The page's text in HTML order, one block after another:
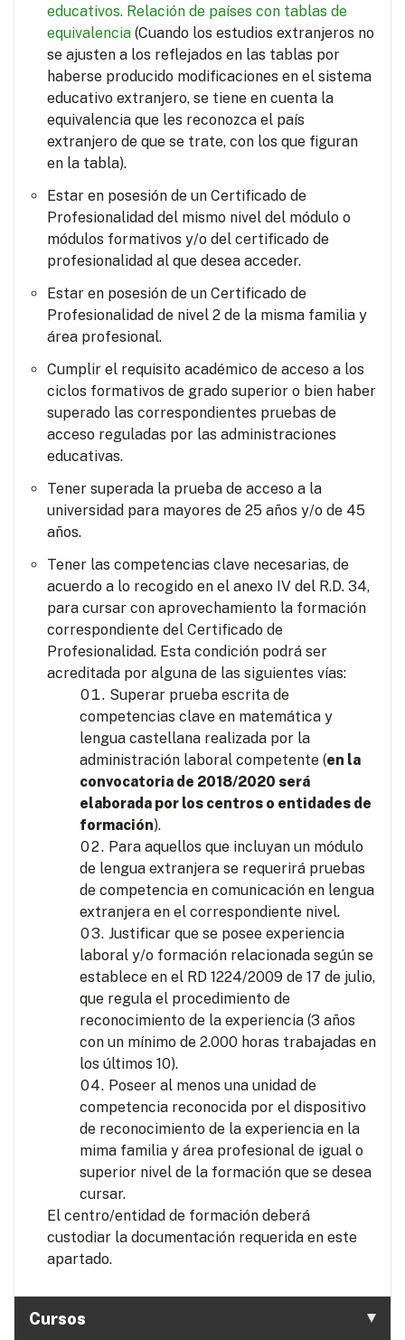
educativos. Relación de países con tablas de
equivalencia (Cuando los estudios extranjeros no
se ajusten a los reflejados en las tablas por
haberse producido modificaciones en el sistema
educativo extranjero, se tiene en cuenta la
equivalencia que les reconozca el país
extranjero de que se trate, con los que figuran
en la tabla).
Estar en posesión de un Certificado de
Profesionalidad del mismo nivel del módulo o
módulos formativos y/o del certificado de
profesionalidad al que desea acceder.
Estar en posesión de un Certificado de
Profesionalidad de nivel 2 de la misma familia y
área profesional.
Cumplir el requisito académico de acceso a los
ciclos formativos de grado superior o bien haber
superado las correspondientes pruebas de
acceso reguladas por las administraciones
educativas.
Tener superada la prueba de acceso a la
universidad para mayores de 25 años y/o de 45
años.
Tener las competencias clave necesarias, de
acuerdo a lo recogido en el anexo IV del R.D. 34,
para cursar con aprovechamiento la formación
correspondiente del Certificado de
Profesionalidad. Esta condición podrá ser
acreditada por alguna de las siguientes vías:
Superar prueba escrita de
competencias clave en matemática y
lengua castellana realizada por la
administración laboral competente (en la
convocatoria de 2018/2020 será
elaborada por los centros o entidades de
formación).
Para aquellos que incluyan un módulo
de lengua extranjera se requerirá pruebas
de competencia en comunicación en lengua
extranjera en el correspondiente nivel.
Justificar que se posee experiencia
laboral y/o formación relacionada según se
establece en el RD 1224/2009 de 17 de julio,
que regula el procedimiento de
reconocimiento de la experiencia (3 años
con un mínimo de 2.000 horas trabajadas en
los últimos 10).
Poseer al menos una unidad de
competencia reconocida por el dispositivo
de reconocimiento de la experiencia en la
mima familia y área profesional de igual o
superior nivel de la formación que se desea
cursar.
El centro/entidad de formación deberá
custodiar la documentación requerida en este
apartado.
Cursos